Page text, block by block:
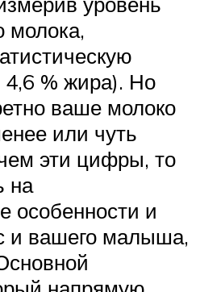
молока,
4,6 % жира). Но
ваше молоко
или чуть
эти цифры, то
на
особенности и
и вашего малыша,